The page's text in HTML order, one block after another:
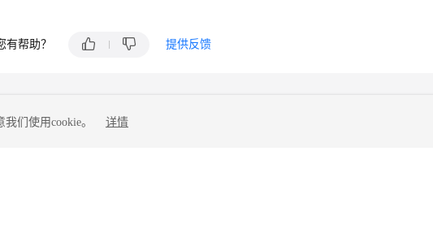
帮助？ 提供反馈
们使用cookie。 详情